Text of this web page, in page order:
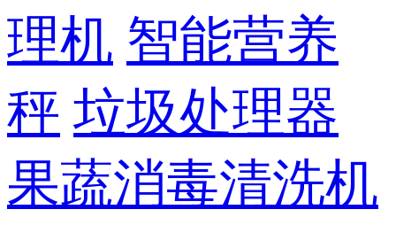
理机 智能营养
秤 垃圾处理器
果蔬消毒清洗机